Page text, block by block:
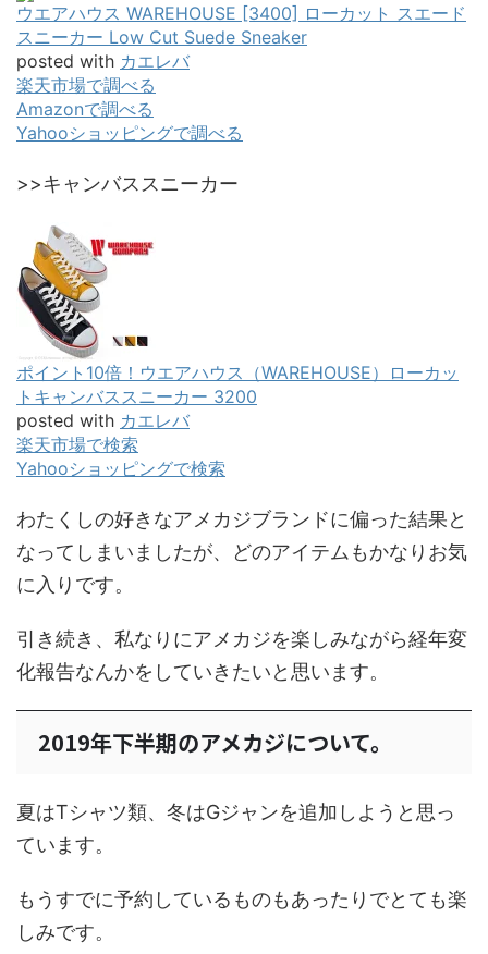
ウエアハウス WAREHOUSE [3400] ローカット スエード
スニーカー Low Cut Suede Sneaker
posted with カエレバ
楽天市場で調べる
Amazonで調べる
Yahooショッピングで調べる
>>キャンバススニーカー
ポイント10倍！ウエアハウス（WAREHOUSE）ローカッ
トキャンバススニーカー 3200
posted with カエレバ
楽天市場で検索
Yahooショッピングで検索
わたくしの好きなアメカジブランドに偏った結果と
なってしまいましたが、どのアイテムもかなりお気
に入りです。
引き続き、私なりにアメカジを楽しみながら経年変
化報告なんかをしていきたいと思います。
2019年下半期のアメカジについて。
夏はTシャツ類、冬はGジャンを追加しようと思っ
ています。
もうすでに予約しているものもあったりでとても楽
しみです。